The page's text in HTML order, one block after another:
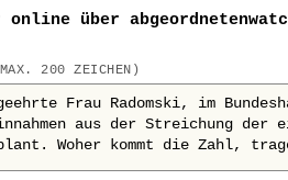
online über
200 ZEICHEN)